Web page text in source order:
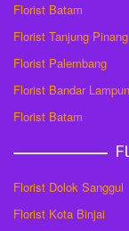
Florist Batam
Florist Tanjung Pinang
Florist Palembang
Florist Bandar
Florist Batam
Florist Dolok Sanggul
Florist Kota Binjai